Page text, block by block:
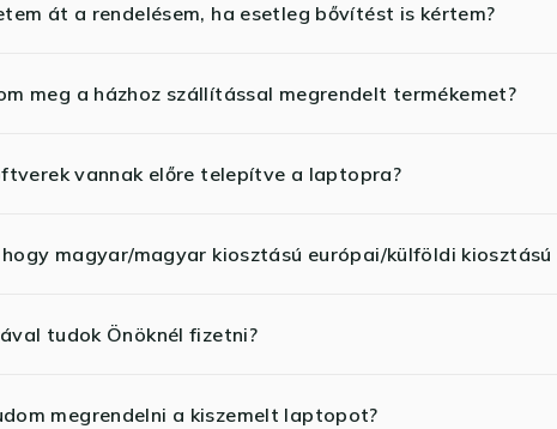
át a rendelésem, ha esetleg bővítést is kértem?
meg a házhoz szállítással megrendelt termékemet?
vannak előre telepítve a laptopra?
magyar/magyar kiosztású európai/külföldi
tudok Önöknél fizetni?
megrendelni a kiszemelt laptopot?